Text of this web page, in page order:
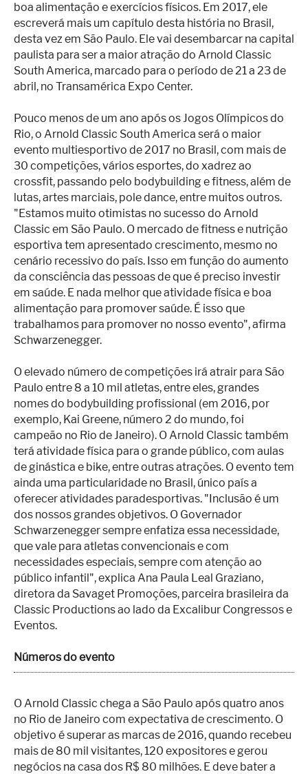
Praia
Contato
boa alimentação e exercícios físicos. Em 2017, ele
escreverá mais um capítulo desta história no Brasil,
desta vez em São Paulo. Ele vai desembarcar na capital
paulista para ser a maior atração do Arnold Classic
South America, marcado para o período de 21 a 23 de
abril, no Transamérica Expo Center.
Pouco menos de um ano após os Jogos Olímpicos do
Rio, o Arnold Classic South America será o maior
evento multiesportivo de 2017 no Brasil, com mais de
30 competições, vários esportes, do xadrez ao
crossfit, passando pelo bodybuilding e fitness, além de
lutas, artes marciais, pole dance, entre muitos outros.
"Estamos muito otimistas no sucesso do Arnold
Classic em São Paulo. O mercado de fitness e nutrição
esportiva tem apresentado crescimento, mesmo no
cenário recessivo do país. Isso em função do aumento
da consciência das pessoas de que é preciso investir
em saúde. E nada melhor que atividade física e boa
alimentação para promover saúde. É isso que
trabalhamos para promover no nosso evento", afirma
Schwarzenegger.
O elevado número de competições irá atrair para São
Paulo entre 8 a 10 mil atletas, entre eles, grandes
nomes do bodybuilding profissional (em 2016, por
exemplo, Kai Greene, número 2 do mundo, foi
campeão no Rio de Janeiro). O Arnold Classic também
terá atividade física para o grande público, com aulas
de ginástica e bike, entre outras atrações. O evento tem
ainda uma particularidade no Brasil, único país a
oferecer atividades paradesportivas. "Inclusão é um
dos nossos grandes objetivos. O Governador
Schwarzenegger sempre enfatiza essa necessidade,
que vale para atletas convencionais e com
necessidades especiais, sempre com atenção ao
público infantil", explica Ana Paula Leal Graziano,
diretora da Savaget Promoções, parceira brasileira da
Classic Productions ao lado da Excalibur Congressos e
Eventos.
Números do evento
O Arnold Classic chega a São Paulo após quatro anos
no Rio de Janeiro com expectativa de crescimento. O
objetivo é superar as marcas de 2016, quando recebeu
mais de 80 mil visitantes, 120 expositores e gerou
negócios na casa dos R$ 80 milhões. E deve bater a